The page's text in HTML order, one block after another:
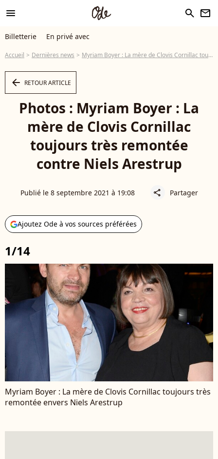
menu search newsletter
Billetterie En privé avec
Accueil Dernières news Myriam Boyer : La mère de Clovis Cornillac toujours très remontée contre Niels Arestrup
arrow_left RETOUR ARTICLE
Photos : Myriam Boyer : La
mère de Clovis Cornillac
toujours très remontée
contre Niels Arestrup
Publié le 8 septembre 2021 à 19:08 share Partager
Ajoutez Ode à vos sources préférées
1/14
Myriam Boyer : La mère de Clovis Cornillac toujours très
remontée envers Niels Arestrup